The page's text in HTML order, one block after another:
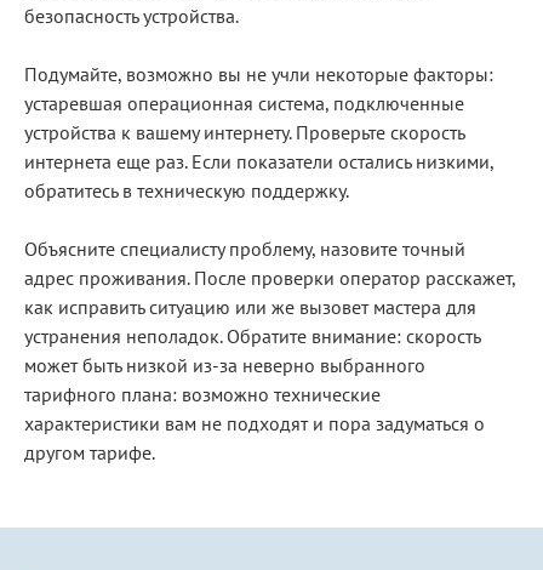
безопасность устройства.
Подумайте, возможно вы не учли некоторые факторы:
устаревшая операционная система, подключенные
устройства к вашему интернету. Проверьте скорость
интернета еще раз. Если показатели остались низкими,
обратитесь в техническую поддержку.
Объясните специалисту проблему, назовите точный
адрес проживания. После проверки оператор расскажет,
как исправить ситуацию или же вызовет мастера для
устранения неполадок. Обратите внимание: скорость
может быть низкой из-за неверно выбранного
тарифного плана: возможно технические
характеристики вам не подходят и пора задуматься о
другом тарифе.